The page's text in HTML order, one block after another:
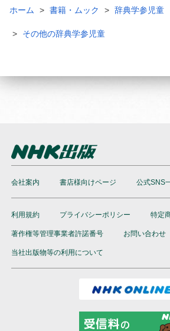
ホーム 書籍・ムック 辞典学参児童
その他の辞典学参児童
会社案内 書店様向けページ 公式SNS
利用規約 プライバシーポリシー 特定
著作権等管理事業者許諾番号 お問い合わせ
当社出版物等の利用について